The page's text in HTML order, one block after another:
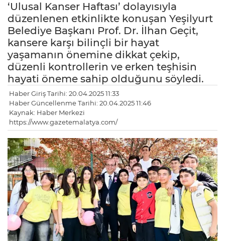
‘Ulusal Kanser Haftası’ dolayısıyla
düzenlenen etkinlikte konuşan Yeşilyurt
Belediye Başkanı Prof. Dr. İlhan Geçit,
kansere karşı bilinçli bir hayat
yaşamanın önemine dikkat çekip,
düzenli kontrollerin ve erken teşhisin
hayati öneme sahip olduğunu söyledi.
Haber Giriş Tarihi: 20.04.2025 11:33
Haber Güncellenme Tarihi: 20.04.2025 11:46
Kaynak: Haber Merkezi
https://www.gazetemalatya.com/